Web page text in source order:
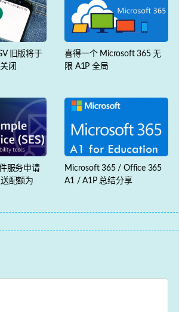
旧版将于
闭
喜得一个 Microsoft 365 无
限 A1P 全局
服务申请
配额为
Microsoft 365 / Office 365
A1 / A1P 总结分享